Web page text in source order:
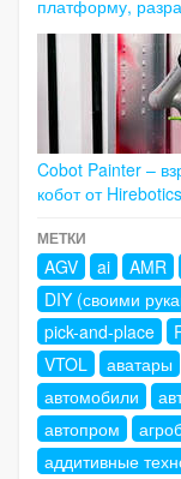
платформу,
Cobot Painter –
кобот от Hirebotics
МЕТКИ
AGV ai AMR
DIY (своими
pick-and-place
VTOL
аватары
автомобили
автопром
аддитивные